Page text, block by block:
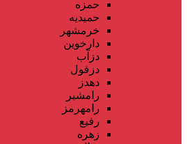
حمزه
حمیدیه
خرمشهر
دارخوین
دزآب
دزفول
دهدز
رامشیر
رامهرمز
رفیع
زهره